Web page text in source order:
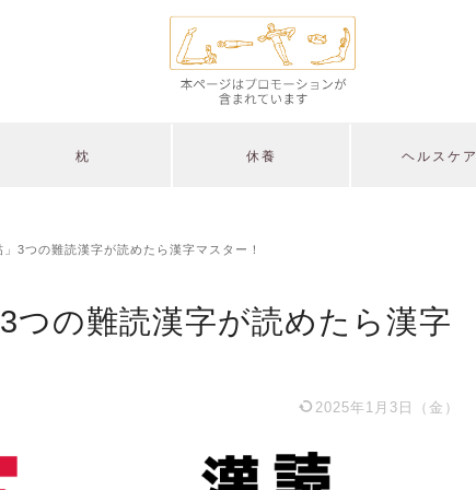
枕 休養 ヘルスケア
」3つの難読漢字が読めたら漢字マスター！
つの難読漢字が読めたら漢字
2025年1月3日（金）